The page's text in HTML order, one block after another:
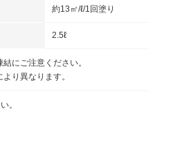
約13㎡/ℓ/1回塗り
2.5ℓ
にご注意ください。
り異なります。
。